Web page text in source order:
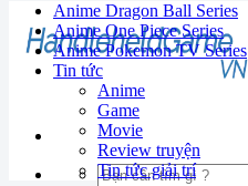
Anime Dragon Ball Series
Anime One Piece Series
Anime Pokemon TV Series
Tin tức
Anime
Game
Movie
Review truyện
Tin tức giải trí